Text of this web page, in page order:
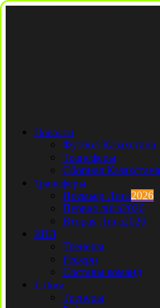
Новости
Футбол Казахстана
Трансферы
Сборная Казахстана
Трансферы
Премьер Лига2026
Первая лига2026
Вторая Лига2026
КПЛ
Тренеры
Рефери
Составы команд
1 Лига
Тренеры